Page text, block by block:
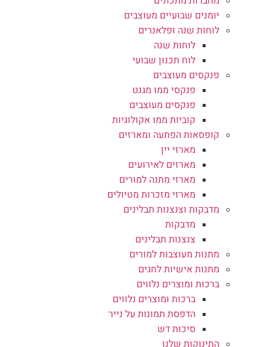
יומנים שבועיים מעוצבים
לוחות שנה ופלאנרים
לוחות שנה
לוח תכנון שבועי
פנקסים מעוצבים
פנקסי ממו מגנט
פנקסים מעוצבים
קוביות ממו אקולוגיות
קופסאות הפתעה ומארזים
מארזי יין
מארזים לאירועים
מארזי מתנה למורים
מארזי מזכרות מטיולים
מדבקות וצנצנות תבלינים
מדבקות
צנצנות תבלינים
מתנות מעוצבות למורים
מתנות אישיות לחגים
ברכות ומוצרים נלווים
ברכות ומוצרים נלווים
הדפסת תמונות על נייר
סיכות דש
התינוקות שלנו